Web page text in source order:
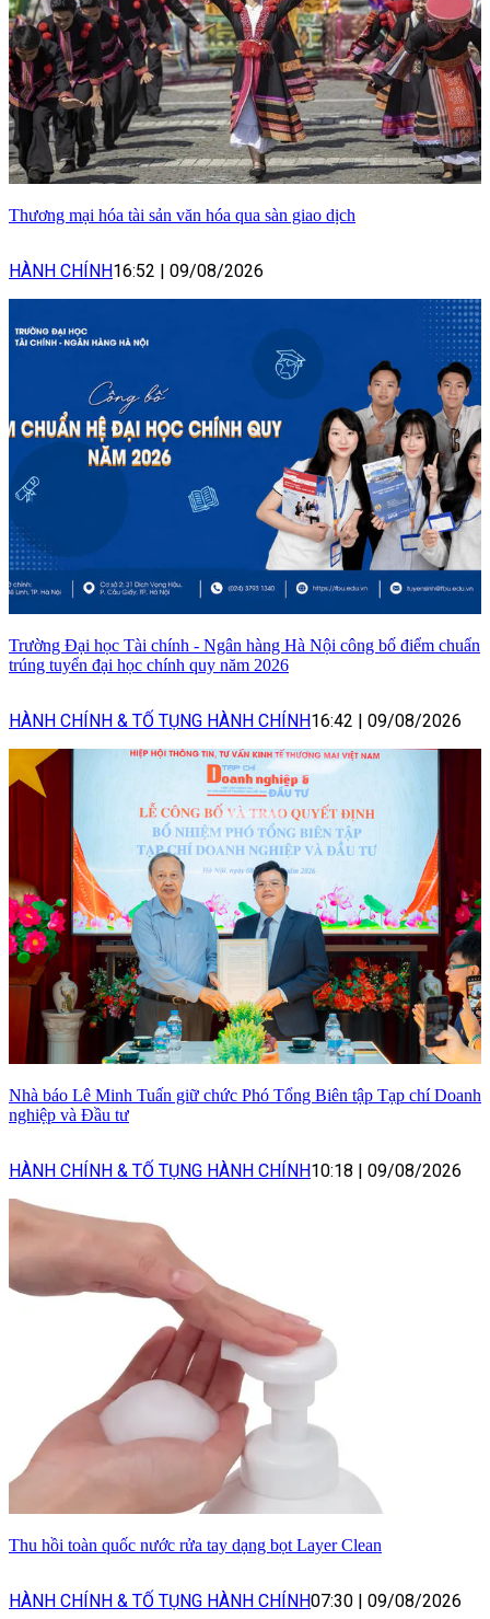
Thương mại hóa tài sản văn hóa qua sàn giao dịch
HÀNH CHÍNH16:52 | 09/08/2026
Trường Đại học Tài chính - Ngân hàng Hà Nội công bố điểm chuẩn
trúng tuyển đại học chính quy năm 2026
HÀNH CHÍNH & TỐ TỤNG HÀNH CHÍNH16:42 | 09/08/2026
Nhà báo Lê Minh Tuấn giữ chức Phó Tổng Biên tập Tạp chí Doanh
nghiệp và Đầu tư
HÀNH CHÍNH & TỐ TỤNG HÀNH CHÍNH10:18 | 09/08/2026
Thu hồi toàn quốc nước rửa tay dạng bọt Layer Clean
HÀNH CHÍNH & TỐ TỤNG HÀNH CHÍNH07:30 | 09/08/2026